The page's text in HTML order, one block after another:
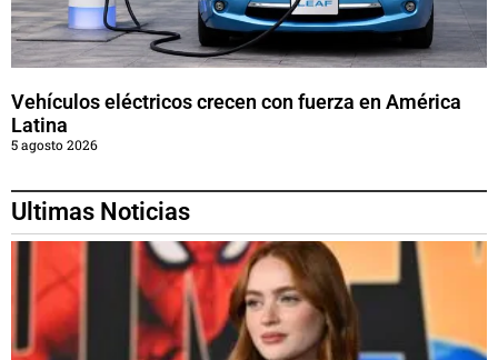
Vehículos eléctricos crecen con fuerza en América
Latina
5 agosto 2026
Ultimas Noticias